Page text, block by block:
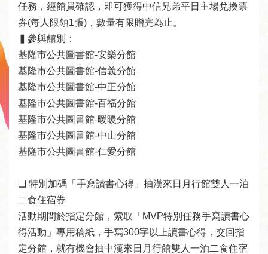
告
及
動
線
上
服
務
加
入
圖
書
館
任務，經館員確認，即可獲得中信兄弟平日主場兌換票
券(每人限領1張)，數量有限贈完為止。
▍參與館別：
基隆市公共圖書館-安樂分館
基隆市公共圖書館-信義分館
基隆市公共圖書館-中正分館
基隆市公共圖書館-百福分館
基隆市公共圖書館-暖暖分館
基隆市公共圖書館-中山分館
基隆市公共圖書館-仁愛分館
❑ 特別加碼「手寫讀書心得」抽漢來日月行館雙人一泊
二食住宿券
活動期間於指定分館，索取「MVP特別任務手寫讀書心
得活動」專用稿紙，手寫300字以上讀書心得，交回指
定分館，就有機會抽中漢來日月行館雙人一泊二食住宿